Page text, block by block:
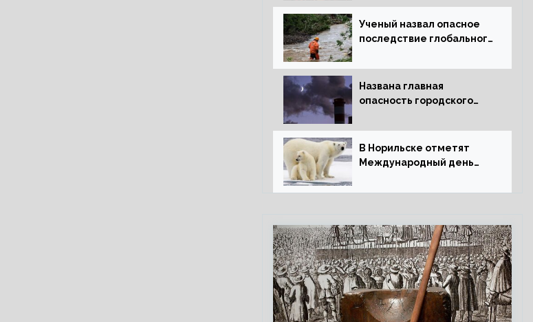
Ученый назвал опасное
последствие глобального
Названа главная
опасность городского
В Норильске отметят
Международный день